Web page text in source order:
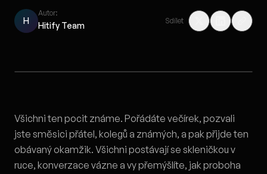
H
Autor:
Hitify Team Sdílet
Všichni ten pocit známe. Pořádáte večírek, pozvali
jste směsici přátel, kolegů a známých, a pak přijde ten
obávaný okamžik. Všichni postávají se skleničkou v
ruce, konverzace vázne a vy přemýšlíte, jak proboha